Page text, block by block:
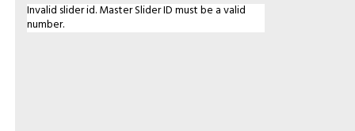
Invalid slider id. Master Slider ID must be a valid
number.